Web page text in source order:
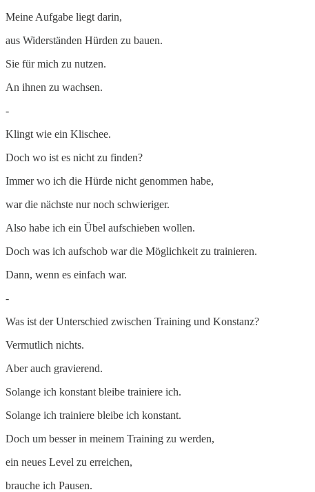
Meine Aufgabe liegt darin,
aus Widerständen Hürden zu bauen.
Sie für mich zu nutzen.
An ihnen zu wachsen.
-
Klingt wie ein Klischee.
Doch wo ist es nicht zu finden?
Immer wo ich die Hürde nicht genommen habe,
war die nächste nur noch schwieriger.
Also habe ich ein Übel aufschieben wollen.
Doch was ich aufschob war die Möglichkeit zu trainieren.
Dann, wenn es einfach war.
-
Was ist der Unterschied zwischen Training und Konstanz?
Vermutlich nichts.
Aber auch gravierend.
Solange ich konstant bleibe trainiere ich.
Solange ich trainiere bleibe ich konstant.
Doch um besser in meinem Training zu werden,
ein neues Level zu erreichen,
brauche ich Pausen.